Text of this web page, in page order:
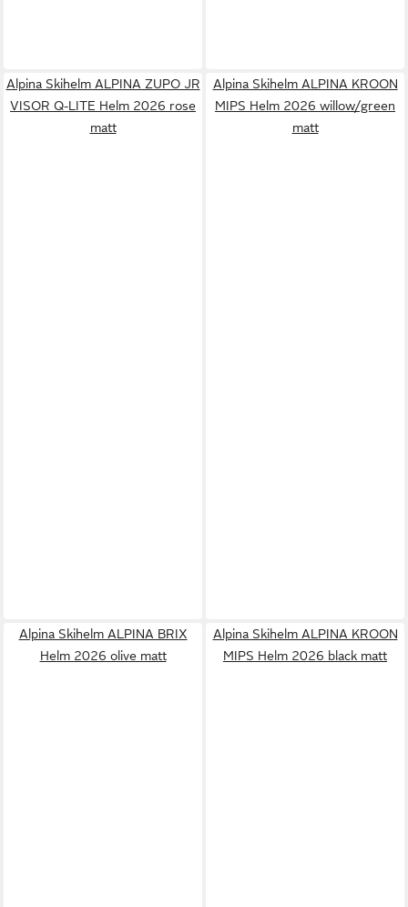
Alpina Skihelm ALPINA ZUPO JR
VISOR Q-LITE Helm 2026 rose
matt
Alpina Skihelm ALPINA KROON
MIPS Helm 2026 willow/green
matt
Alpina Skihelm ALPINA BRIX
Helm 2026 olive matt
Alpina Skihelm ALPINA KROON
MIPS Helm 2026 black matt